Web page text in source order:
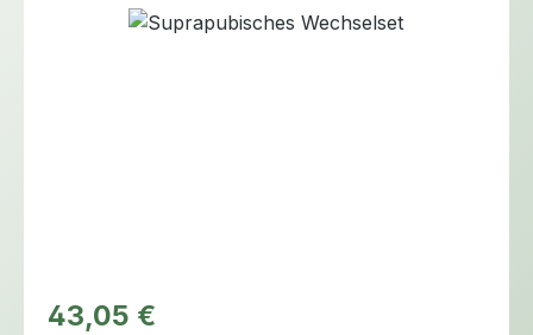
Bildergalerie überspringen
Regulärer Preis:
43,05 €